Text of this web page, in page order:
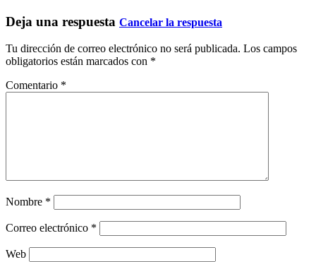
Deja una respuesta Cancelar la respuesta
Tu dirección de correo electrónico no será publicada. Los campos
obligatorios están marcados con *
Comentario *
Nombre *
Correo electrónico *
Web